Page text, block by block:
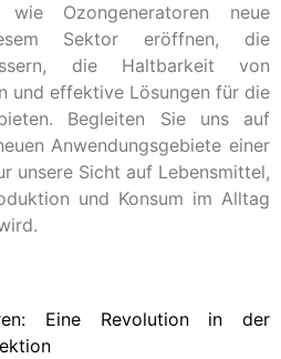
Ozongeneratoren neue
Sektor eröffnen, die
die Haltbarkeit von
und effektive Lösungen für die
Begleiten Sie uns auf
Anwendungsgebiete einer
unsere Sicht auf Lebensmittel,
und Konsum im Alltag
Eine Revolution in der